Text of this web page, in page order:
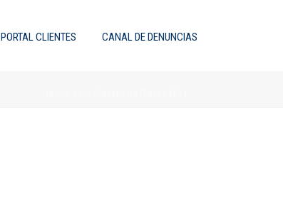
PORTAL CLIENTES CANAL DE DENUNCIAS